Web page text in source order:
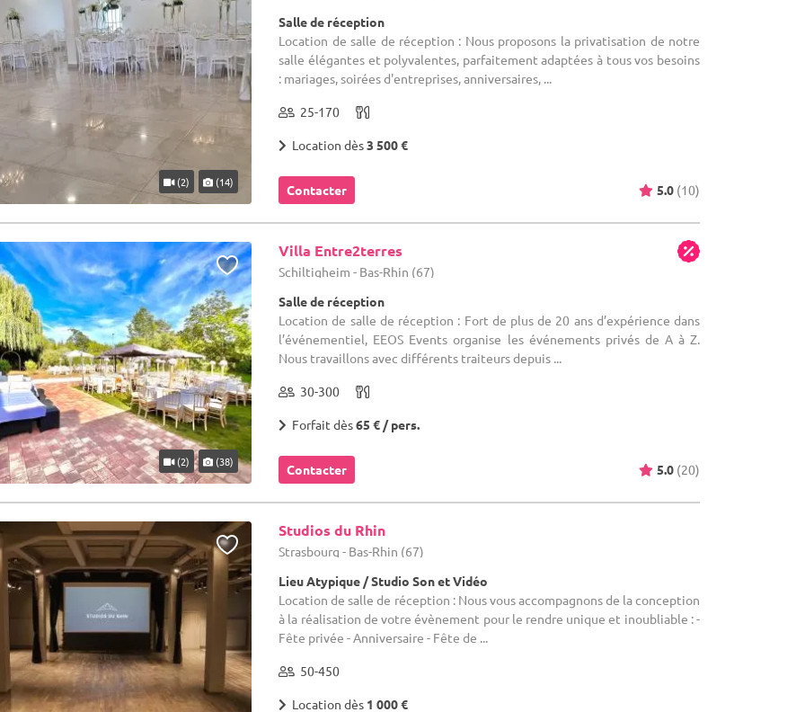
(2) (14)
Salle de réception
Location de salle de réception : Nous proposons la privatisation de notre
salle élégantes et polyvalentes, parfaitement adaptées à tous vos besoins
: mariages, soirées d'entreprises, anniversaires, ...
25-170
Location dès3 500 €
Contacter 5.0 (10)
(2) (38)
Villa Entre2terres
Schiltigheim - Bas-Rhin (67)
Salle de réception
Location de salle de réception : Fort de plus de 20 ans d’expérience dans
l’événementiel, EEOS Events organise les événements privés de A à Z.
Nous travaillons avec différents traiteurs depuis ...
30-300
Forfait dès65 € / pers.
Contacter 5.0 (20)
Studios du Rhin
Strasbourg - Bas-Rhin (67)
Lieu Atypique / Studio Son et Vidéo
Location de salle de réception : Nous vous accompagnons de la conception
à la réalisation de votre évènement pour le rendre unique et inoubliable : -
Fête privée - Anniversaire - Fête de ...
50-450
Location dès 1 000 €